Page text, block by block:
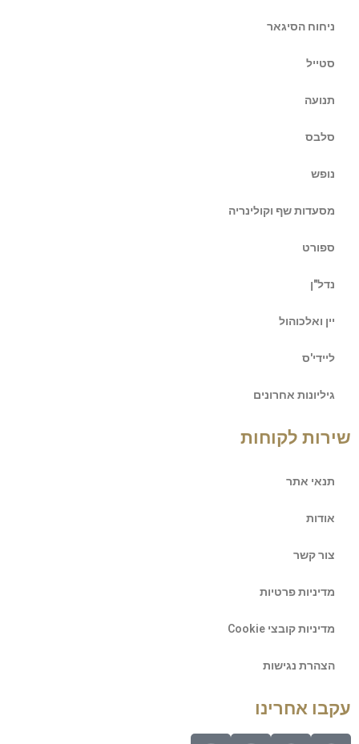
ניחוח הסיגאר
סטייל
תנועה
סלבס
נופש
מסעדות שף וקולינריה
ספורט
נדל"ן
יין ואלכוהול
ליידי'ס
גיליונות אחרונים
שירות לקוחות
תנאי אתר
אודות
צור קשר
מדיניות פרטיות
מדיניות קובצי Cookie
הצהרת נגישות
עקבו אחרינו